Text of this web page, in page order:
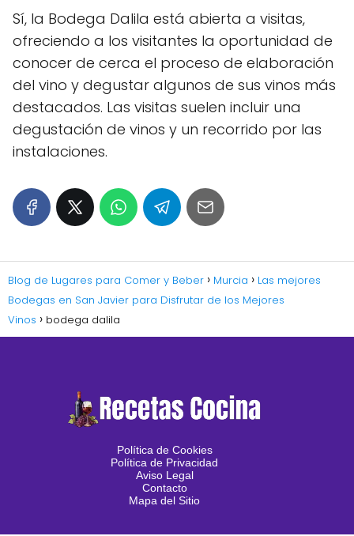
Sí, la Bodega Dalila está abierta a visitas,
ofreciendo a los visitantes la oportunidad de
conocer de cerca el proceso de elaboración
del vino y degustar algunos de sus vinos más
destacados. Las visitas suelen incluir una
degustación de vinos y un recorrido por las
instalaciones.
Blog de Lugares para Comer y Beber Murcia
Las mejores
Bodegas en San Javier para Disfrutar de los Mejores
Vinos
bodega dalila
Política de Cookies
Política de Privacidad
Aviso Legal
Contacto
Mapa del Sitio